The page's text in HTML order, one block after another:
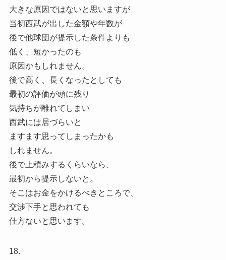
大きな原因ではないと思いますが
当初西武が出した金額や年数が
後で他球団が提示した条件よりも
低く、短かったのも
原因かもしれません。
後で高く、長くなったとしても
最初の評価が頭に残り
気持ちが離れてしまい
西武には居づらいと
ますます思ってしまったかも
しれません。
後で上積みするくらいなら、
最初から提示しないと。
そこはお金をかけるべきところで、
交渉下手と思われても
仕方ないと思います。
18.